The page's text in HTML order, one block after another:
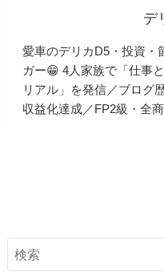
デ
愛車のデリカD5・投資・
ガー😁 4人家族で「仕事
リアル」を発信／ブログ
収益化達成／FP2級・全